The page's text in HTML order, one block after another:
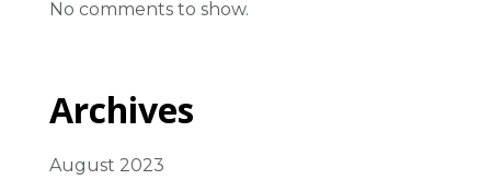
No comments to show.
Archives
August 2023